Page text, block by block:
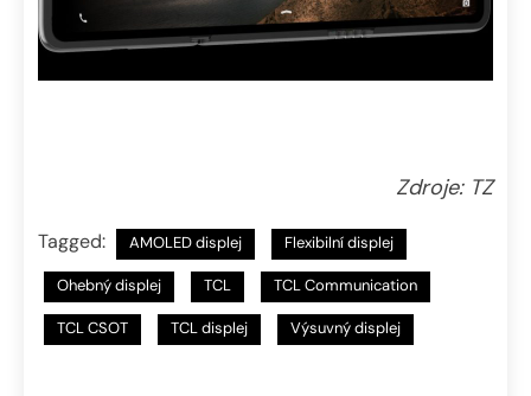
Zdroje: TZ
Tagged: AMOLED displej Flexibilní displej
Ohebný displej TCL TCL Communication
TCL CSOT TCL displej Výsuvný displej